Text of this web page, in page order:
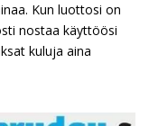
Kun luottosi on
nostaa käyttöösi
kuluja aina